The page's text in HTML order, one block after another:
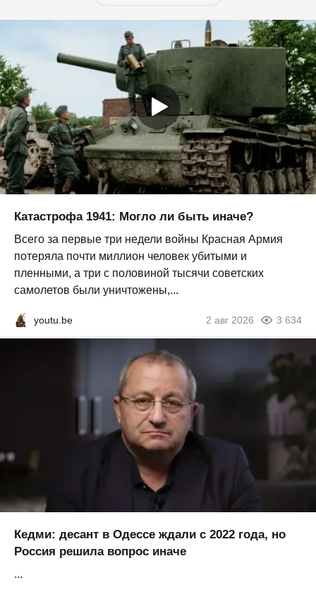
Катастрофа 1941: Могло ли быть иначе?
Всего за первые три недели войны Красная Армия
потеряла почти миллион человек убитыми и
пленными, а три с половиной тысячи советских
самолетов были уничтожены,...
youtu.be 2 авг 2026 3 634
Кедми: десант в Одессе ждали с 2022 года, но
Россия решила вопрос иначе
...